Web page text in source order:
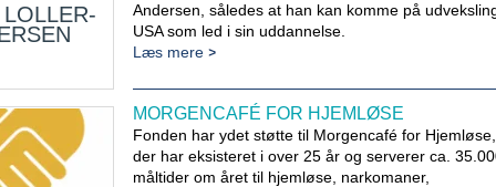
Andersen, således at han kan komme på
USA som led i sin uddannelse.
Læs mere
MORGENCAFÉ FOR HJEMLØSE
Fonden har ydet støtte til Morgencafé for Hjemløse,
der har eksisteret i over 25 år og serverer ca.
måltider om året til hjemløse, narkomaner,